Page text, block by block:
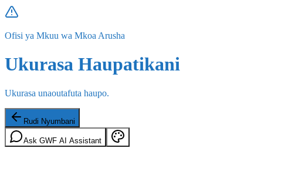
Ofisi ya Mkuu wa Mkoa Arusha
Ukurasa Haupatikani
Ukurasa unaoutafuta haupo.
Rudi Nyumbani
Ask GWF AI Assistant